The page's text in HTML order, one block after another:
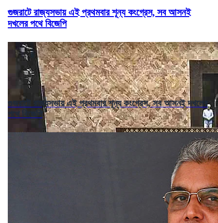
গুজরাটে রাজ্যসভায় এই প্রথমবার শূন্য কংগ্রেস, সব আসনই
দখলের পথে বিজেপি
গুজরাটে রাজ্যসভায় এই প্রথমবার শূন্য কংগ্রেস, সব আসনই দখলের
পথে বিজেপি